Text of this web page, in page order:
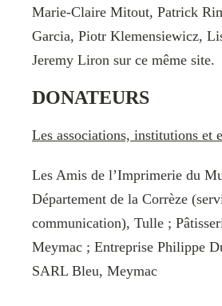
Marie-Claire Mitout, Patrick
Garcia, Piotr Klemensiewicz,
Jeremy Liron sur ce même site.
DONATEURS
Les associations, institutions et
Les Amis de l’Imprimerie du
Département de la Corrèze
communication), Tulle ;
Meymac ; Entreprise Philippe
SARL Bleu, Meymac